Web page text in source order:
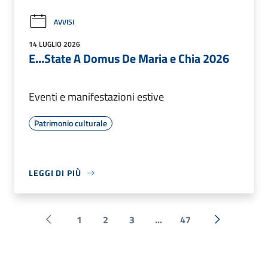
AVVISI
14 LUGLIO 2026
E…State A Domus De Maria e Chia 2026
Eventi e manifestazioni estive
Patrimonio culturale
LEGGI DI PIÙ
Pagina precedente
1 2 3 ... 47 Successiva